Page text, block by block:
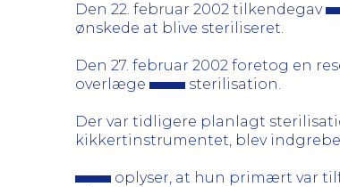
Den 22. februar 2002 tilkendegav
ønskede at blive steriliseret.
Den 27. februar 2002 foretog en
overlæge
sterilisation.
Der var tidligere planlagt
kikkertinstrumentet, blev
oplyser, at hun primært var